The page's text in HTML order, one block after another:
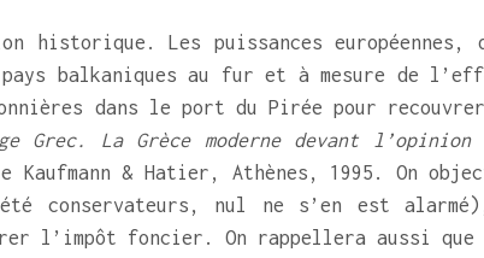
Les puissances européennes,
balkaniques au fur et à mesure de
dans le port du Pirée pour recouvrer
Grec. La Grèce moderne devant
& Hatier, Athènes, 1995. On
conservateurs, nul ne s’en est
l’impôt foncier. On rappellera aussi